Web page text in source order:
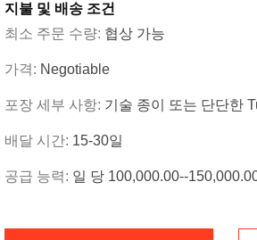
지불 및 배송 조건
최소 주문 수량: 협상 가능
가격: Negotiable
포장 세부 사항: 기술 종이 또는 단단한
배달 시간: 15-30일
공급 능력: 일 당 100,000.00--